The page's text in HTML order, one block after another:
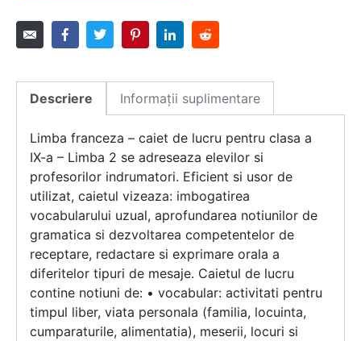
Descriere Informații suplimentare
Limba franceza – caiet de lucru pentru clasa a
IX-a – Limba 2 se adreseaza elevilor si
profesorilor indrumatori. Eficient si usor de
utilizat, caietul vizeaza: imbogatirea
vocabularului uzual, aprofundarea notiunilor de
gramatica si dezvoltarea competentelor de
receptare, redactare si exprimare orala a
diferitelor tipuri de mesaje. Caietul de lucru
contine notiuni de: • vocabular: activitati pentru
timpul liber, viata personala (familia, locuinta,
cumparaturile, alimentatia), meserii, locuri si